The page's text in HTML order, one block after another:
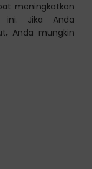
meningkatkan
ini. Jika Anda
Anda mungkin